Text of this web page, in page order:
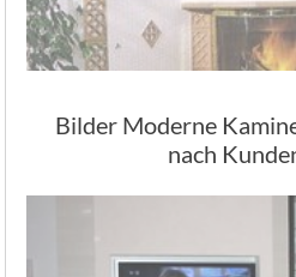
Bilder Moderne
nach